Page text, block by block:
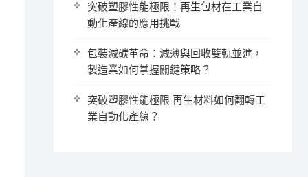
突破塑膠性能極限！再生包材在工業自
動化產線的應用挑戰
包裝減碳革命：減薄與回收雙軌並進，
製造業如何掌握關鍵策略？
突破塑膠性能極限 再生材料如何翻轉工
業自動化產線？